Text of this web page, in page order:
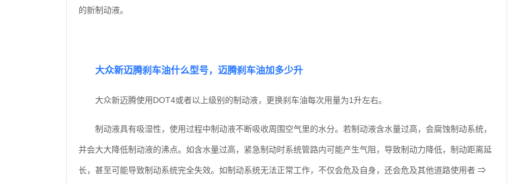
的新制动液。
大众新迈腾刹车油什么型号，迈腾刹车油加多少升
大众新迈腾使用DOT4或者以上级别的制动液，更换刹车油每次用量为1升左右。
制动液具有吸湿性，使用过程中制动液不断吸收周围空气里的水分。若制动液含水量过高，会腐蚀制动系统，
并会大大降低制动液的沸点。如含水量过高，紧急制动时系统管路内可能产生气阻，导致制动力降低，制动距离延
长，甚至可能导致制动系统完全失效。如制动系统无法正常工作，不仅会危及自身，还会危及其他道路使用者 ⇒